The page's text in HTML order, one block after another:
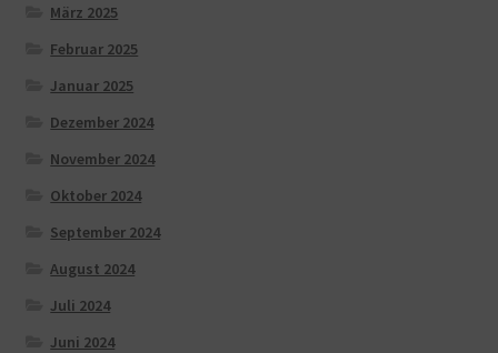
März 2025
Februar 2025
Januar 2025
Dezember 2024
November 2024
Oktober 2024
September 2024
August 2024
Juli 2024
Juni 2024